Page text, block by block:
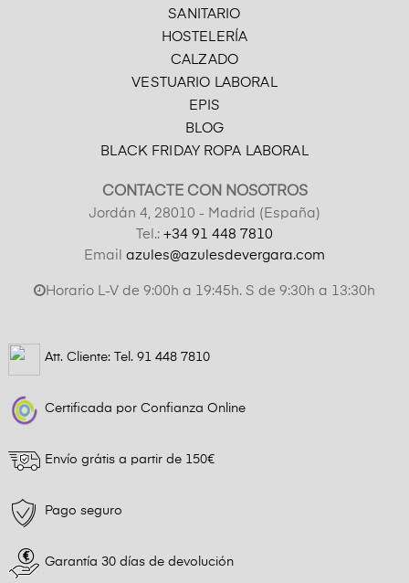
SANITARIO
HOSTELERÍA
CALZADO
VESTUARIO LABORAL
EPIS
BLOG
BLACK FRIDAY ROPA LABORAL
CONTACTE CON NOSOTROS
Jordán 4, 28010 - Madrid (España)
Tel.: +34 91 448 7810
Email azules@azulesdevergara.com
Horario L-V de 9:00h a 19:45h. S de 9:30h a 13:30h
Att. Cliente: Tel. 91 448 7810
Certificada por Confianza Online
Envío grátis a partir de 150€
Pago seguro
Garantía 30 días de devolución